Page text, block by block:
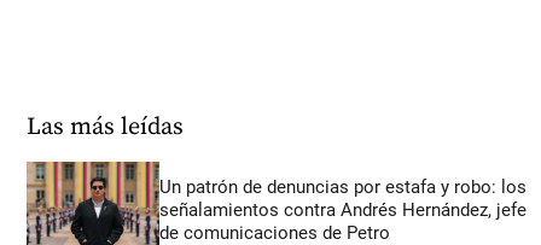
Las más leídas
Un patrón de denuncias por estafa y robo: los
señalamientos contra Andrés Hernández, jefe
de comunicaciones de Petro